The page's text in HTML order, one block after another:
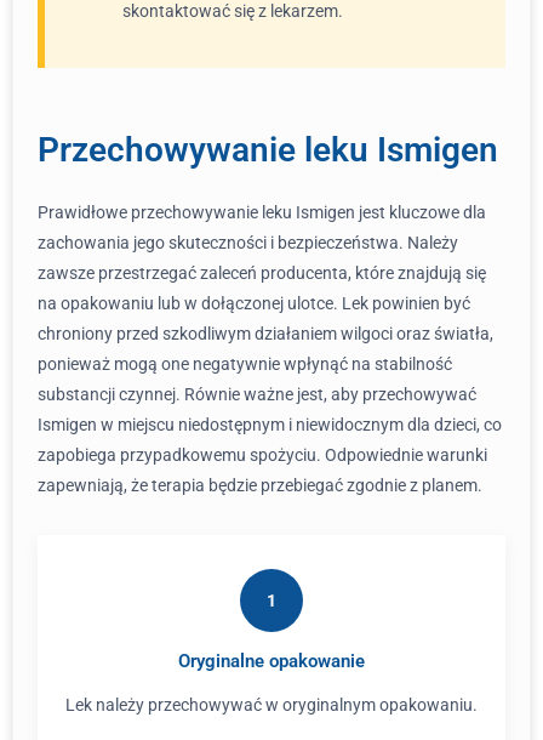
skontaktować się z lekarzem.
Przechowywanie leku Ismigen
Prawidłowe przechowywanie leku Ismigen jest kluczowe dla
zachowania jego skuteczności i bezpieczeństwa. Należy
zawsze przestrzegać zaleceń producenta, które znajdują się
na opakowaniu lub w dołączonej ulotce. Lek powinien być
chroniony przed szkodliwym działaniem wilgoci oraz światła,
ponieważ mogą one negatywnie wpłynąć na stabilność
substancji czynnej. Równie ważne jest, aby przechowywać
Ismigen w miejscu niedostępnym i niewidocznym dla dzieci, co
zapobiega przypadkowemu spożyciu. Odpowiednie warunki
zapewniają, że terapia będzie przebiegać zgodnie z planem.
1
Oryginalne opakowanie
Lek należy przechowywać w oryginalnym opakowaniu.